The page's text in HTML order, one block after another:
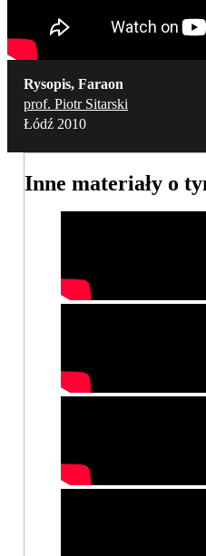
Rysopis, Faraon
prof. Piotr Sitarski
Łódź 2010
Inne materiały o